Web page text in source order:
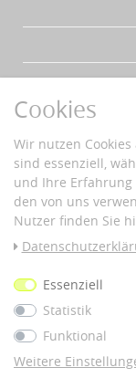
Sichere
Cookies
Wir nutzen
sind essenziell,
und Ihre
den von uns
Nutzer finden Sie
Essenziell
Statistik
Funktional
Weitere